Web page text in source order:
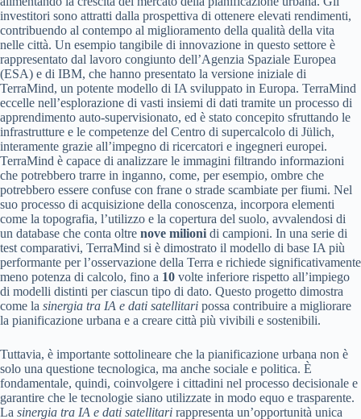
investitori sono attratti dalla prospettiva di ottenere elevati rendimenti,
contribuendo al contempo al miglioramento della qualità della vita
nelle città. Un esempio tangibile di innovazione in questo settore è
rappresentato dal lavoro congiunto dell’Agenzia Spaziale Europea
(ESA) e di IBM, che hanno presentato la versione iniziale di
TerraMind, un potente modello di IA sviluppato in Europa. TerraMind
eccelle nell’esplorazione di vasti insiemi di dati tramite un processo di
apprendimento auto-supervisionato, ed è stato concepito sfruttando le
infrastrutture e le competenze del Centro di supercalcolo di Jülich,
interamente grazie all’impegno di ricercatori e ingegneri europei.
TerraMind è capace di analizzare le immagini filtrando informazioni
che potrebbero trarre in inganno, come, per esempio, ombre che
potrebbero essere confuse con frane o strade scambiate per fiumi. Nel
suo processo di acquisizione della conoscenza, incorpora elementi
come la topografia, l’utilizzo e la copertura del suolo, avvalendosi di
un database che conta oltre nove milioni di campioni. In una serie di
test comparativi, TerraMind si è dimostrato il modello di base IA più
performante per l’osservazione della Terra e richiede significativamente
meno potenza di calcolo, fino a 10 volte inferiore rispetto all’impiego
di modelli distinti per ciascun tipo di dato. Questo progetto dimostra
come la sinergia tra IA e dati satellitari possa contribuire a migliorare
la pianificazione urbana e a creare città più vivibili e sostenibili.
Tuttavia, è importante sottolineare che la pianificazione urbana non è
solo una questione tecnologica, ma anche sociale e politica. È
fondamentale, quindi, coinvolgere i cittadini nel processo decisionale e
garantire che le tecnologie siano utilizzate in modo equo e trasparente.
La sinergia tra IA e dati satellitari rappresenta un’opportunità unica